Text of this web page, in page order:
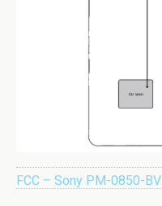
FCC – Sony PM-0850-BV